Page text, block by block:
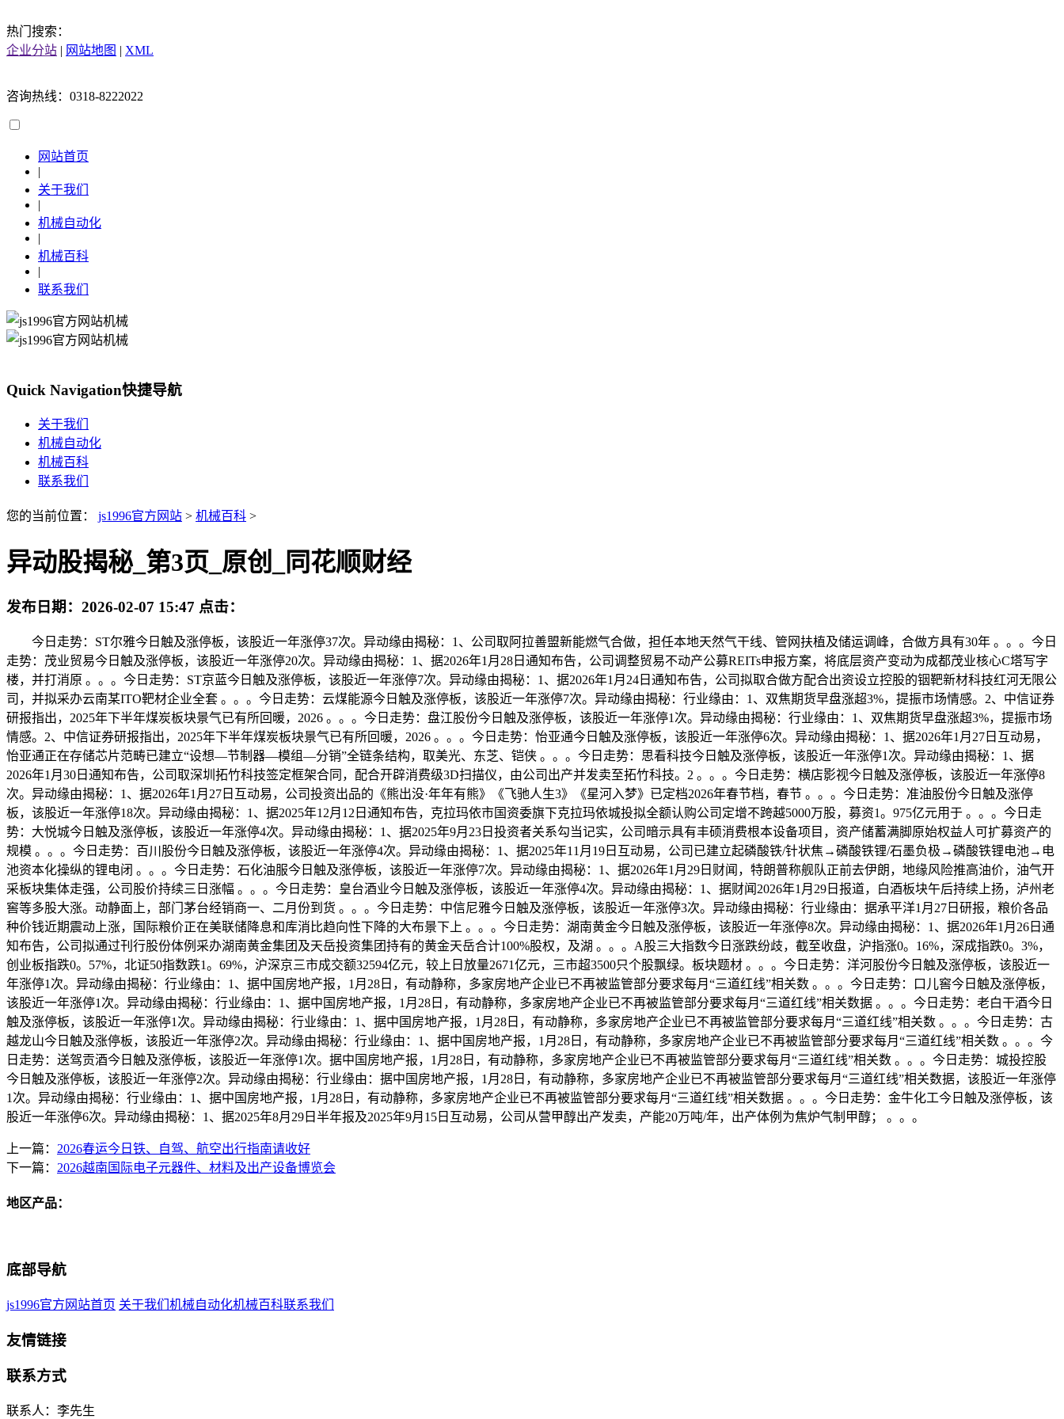
热门搜索：
企业分站 | 网站地图 | XML
咨询热线：0318-8222022
网站首页
|
关于我们
|
机械自动化
|
机械百科
|
联系我们
Quick Navigation快捷导航
关于我们
机械自动化
机械百科
联系我们
您的当前位置： js1996官方网站 > 机械百科 >
异动股揭秘_第3页_原创_同花顺财经
发布日期： 2026-02-07 15:47 点击：
今日走势：ST尔雅今日触及涨停板，该股近一年涨停37次。异动缘由揭秘：1、公司取阿拉善盟新能燃气合做，担任本地天然气干线、管网扶植及储运调峰，合做方具有30年 。。。今日
走势：茂业贸易今日触及涨停板，该股近一年涨停20次。异动缘由揭秘：1、据2026年1月28日通知布告，公司调整贸易不动产公募REITs申报方案，将底层资产变动为成都茂业核心C塔写字
楼，并打消原 。。。今日走势：ST京蓝今日触及涨停板，该股近一年涨停7次。异动缘由揭秘：1、据2026年1月24日通知布告，公司拟取合做方配合出资设立控股的铟靶新材科技红河无限公
司，并拟采办云南某ITO靶材企业全套 。。。今日走势：云煤能源今日触及涨停板，该股近一年涨停7次。异动缘由揭秘：行业缘由：1、双焦期货早盘涨超3%，提振市场情感。2、中信证券
研报指出，2025年下半年煤炭板块景气已有所回暖，2026 。。。今日走势：盘江股份今日触及涨停板，该股近一年涨停1次。异动缘由揭秘：行业缘由：1、双焦期货早盘涨超3%，提振市场
情感。2、中信证券研报指出，2025年下半年煤炭板块景气已有所回暖，2026 。。。今日走势：怡亚通今日触及涨停板，该股近一年涨停6次。异动缘由揭秘：1、据2026年1月27日互动易，
怡亚通正在存储芯片范畴已建立“设想—节制器—模组—分销”全链条结构，取美光、东芝、铠侠 。。。今日走势：思看科技今日触及涨停板，该股近一年涨停1次。异动缘由揭秘：1、据
2026年1月30日通知布告，公司取深圳拓竹科技签定框架合同，配合开辟消费级3D扫描仪，由公司出产并发卖至拓竹科技。2 。。。今日走势：横店影视今日触及涨停板，该股近一年涨停8
次。异动缘由揭秘：1、据2026年1月27日互动易，公司投资出品的《熊出没·年年有熊》《飞驰人生3》《星河入梦》已定档2026年春节档，春节 。。。今日走势：准油股份今日触及涨停
板，该股近一年涨停18次。异动缘由揭秘：1、据2025年12月12日通知布告，克拉玛依市国资委旗下克拉玛依城投拟全额认购公司定增不跨越5000万股，募资1。975亿元用于 。。。今日走
势：大悦城今日触及涨停板，该股近一年涨停4次。异动缘由揭秘：1、据2025年9月23日投资者关系勾当记实，公司暗示具有丰硕消费根本设备项目，资产储蓄满脚原始权益人可扩募资产的
规模 。。。今日走势：百川股份今日触及涨停板，该股近一年涨停4次。异动缘由揭秘：1、据2025年11月19日互动易，公司已建立起磷酸铁/针状焦→磷酸铁锂/石墨负极→磷酸铁锂电池→电
池资本化操纵的锂电闭 。。。今日走势：石化油服今日触及涨停板，该股近一年涨停7次。异动缘由揭秘：1、据2026年1月29日财闻，特朗普称舰队正前去伊朗，地缘风险推高油价，油气开
采板块集体走强，公司股价持续三日涨幅 。。。今日走势：皇台酒业今日触及涨停板，该股近一年涨停4次。异动缘由揭秘：1、据财闻2026年1月29日报道，白酒板块午后持续上扬，泸州老
窖等多股大涨。动静面上，部门茅台经销商一、二月份到货 。。。今日走势：中信尼雅今日触及涨停板，该股近一年涨停3次。异动缘由揭秘：行业缘由：据承平洋1月27日研报，粮价各品
种价钱近期震动上涨，国际粮价正在美联储降息和库消比趋向性下降的大布景下上 。。。今日走势：湖南黄金今日触及涨停板，该股近一年涨停8次。异动缘由揭秘：1、据2026年1月26日通
知布告，公司拟通过刊行股份体例采办湖南黄金集团及天岳投资集团持有的黄金天岳合计100%股权，及湖 。。。A股三大指数今日涨跌纷歧，截至收盘，沪指涨0。16%，深成指跌0。3%，
创业板指跌0。57%，北证50指数跌1。69%，沪深京三市成交额32594亿元，较上日放量2671亿元，三市超3500只个股飘绿。板块题材 。。。今日走势：洋河股份今日触及涨停板，该股近一
年涨停1次。异动缘由揭秘：行业缘由：1、据中国房地产报，1月28日，有动静称，多家房地产企业已不再被监管部分要求每月“三道红线”相关数 。。。今日走势：口儿窖今日触及涨停板，
该股近一年涨停1次。异动缘由揭秘：行业缘由：1、据中国房地产报，1月28日，有动静称，多家房地产企业已不再被监管部分要求每月“三道红线”相关数据 。。。今日走势：老白干酒今日
触及涨停板，该股近一年涨停1次。异动缘由揭秘：行业缘由：1、据中国房地产报，1月28日，有动静称，多家房地产企业已不再被监管部分要求每月“三道红线”相关数 。。。今日走势：古
越龙山今日触及涨停板，该股近一年涨停2次。异动缘由揭秘：行业缘由：1、据中国房地产报，1月28日，有动静称，多家房地产企业已不再被监管部分要求每月“三道红线”相关数 。。。今
日走势：送驾贡酒今日触及涨停板，该股近一年涨停1次。据中国房地产报，1月28日，有动静称，多家房地产企业已不再被监管部分要求每月“三道红线”相关数 。。。今日走势：城投控股
今日触及涨停板，该股近一年涨停2次。异动缘由揭秘：行业缘由：据中国房地产报，1月28日，有动静称，多家房地产企业已不再被监管部分要求每月“三道红线”相关数据，该股近一年涨停
1次。异动缘由揭秘：行业缘由：1、据中国房地产报，1月28日，有动静称，多家房地产企业已不再被监管部分要求每月“三道红线”相关数据 。。。今日走势：金牛化工今日触及涨停板，该
股近一年涨停6次。异动缘由揭秘：1、据2025年8月29日半年报及2025年9月15日互动易，公司从营甲醇出产发卖，产能20万吨/年，出产体例为焦炉气制甲醇； 。。。
上一篇： 2026春运今日铁、自驾、航空出行指南请收好
下一篇： 2026越南国际电子元器件、材料及出产设备博览会
地区产品：
底部导航
js1996官方网站首页 关于我们 机械自动化机械百科联系我们
友情链接
联系方式
联系人：李先生